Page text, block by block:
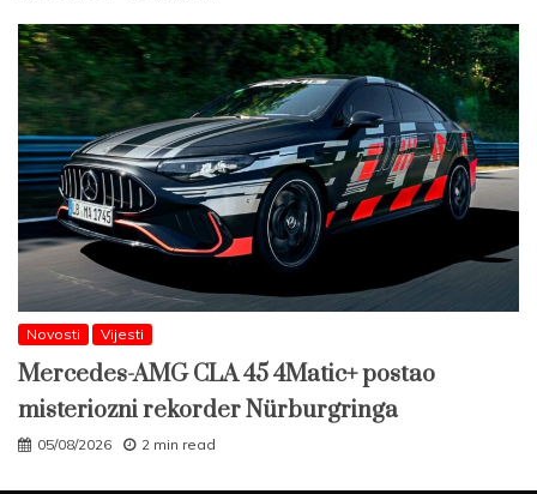
Novosti Vijesti
Mercedes-AMG CLA 45 4Matic+ postao
misteriozni rekorder Nürburgringa
05/08/2026 2 min read